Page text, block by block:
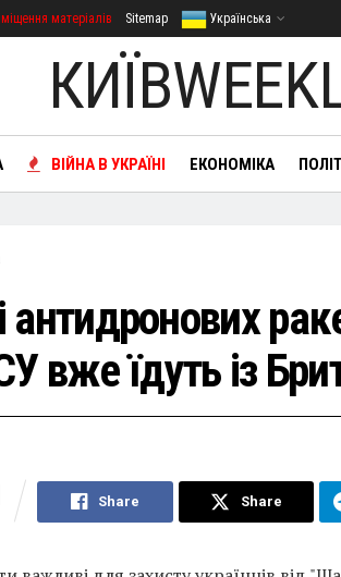
матеріалів Sitemap Українська
ВІЙНА В УКРАЇНІ ЕКОНОМІКА
антидронових
вже їдуть із
Share Share